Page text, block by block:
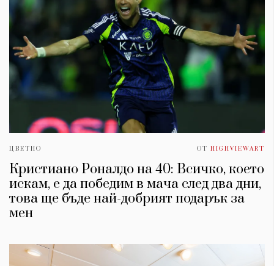
ЦВЕТНО ОТ HIGHVIEWART
Кристиано Роналдо на 40: Всичко, което
искам, е да победим в мача след два дни,
това ще бъде най-добрият подарък за
мен